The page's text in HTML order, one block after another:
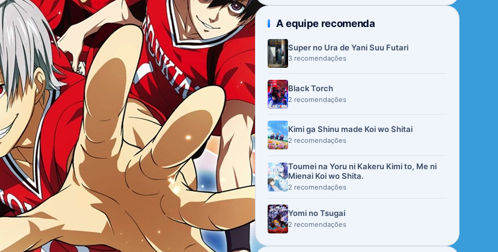
A equipe recomenda
Super no Ura de Yani Suu Futari
3 recomendações
Black Torch
2 recomendações
Kimi ga Shinu made Koi wo Shitai
2 recomendações
Toumei na Yoru ni Kakeru Kimi to, Me ni
Mienai Koi wo Shita.
2 recomendações
Yomi no Tsugai
2 recomendações